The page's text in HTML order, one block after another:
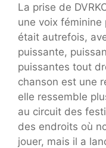
La prise de
une voix féminine
était autrefois,
puissante,
puissantes tout
chanson est une
elle ressemble
au circuit des
des endroits où
jouer, mais il a